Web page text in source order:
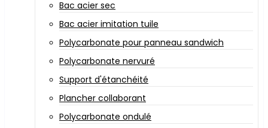
Bac acier sec
Bac acier imitation tuile
Polycarbonate pour panneau sandwich
Polycarbonate nervuré
Support d'étanchéité
Plancher collaborant
Polycarbonate ondulé